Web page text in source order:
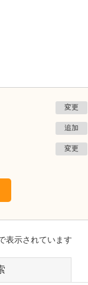
変更
追加
変更
表示されています
取材記事
療